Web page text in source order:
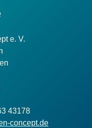
e. V.
43178
concept.de